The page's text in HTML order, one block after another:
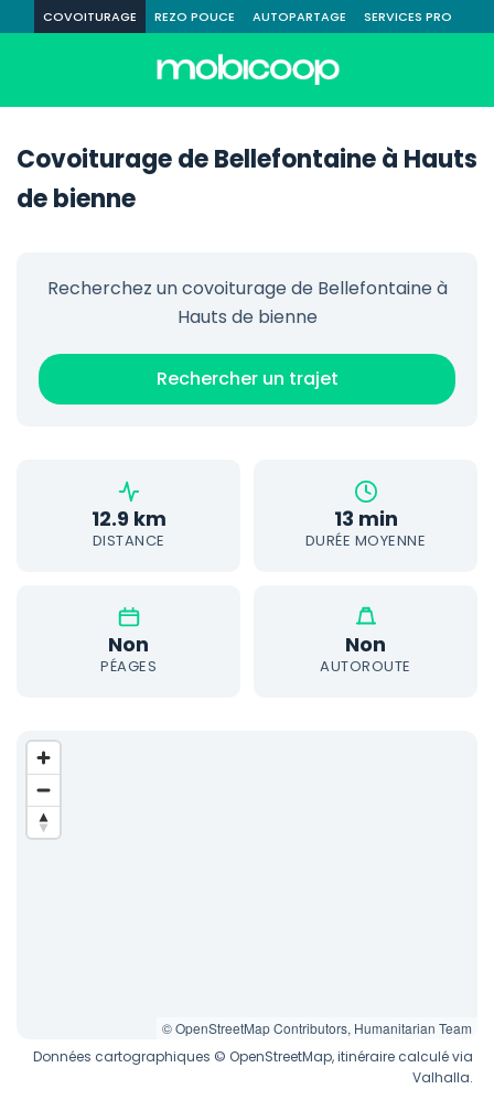
COVOITURAGE REZO POUCE AUTOPARTAGE SERVICES PRO
Covoiturage de Bellefontaine à Hauts
de bienne
Recherchez un covoiturage de Bellefontaine à
Hauts de bienne
Rechercher un trajet
12.9 km
DISTANCE
13 min
DURÉE MOYENNE
Non
PÉAGES
Non
AUTOROUTE
© OpenStreetMap Contributors, Humanitarian Team
Données cartographiques © OpenStreetMap, itinéraire calculé via
Valhalla.